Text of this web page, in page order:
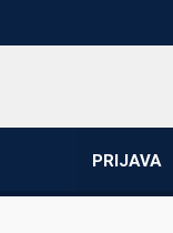
PRIJAVA